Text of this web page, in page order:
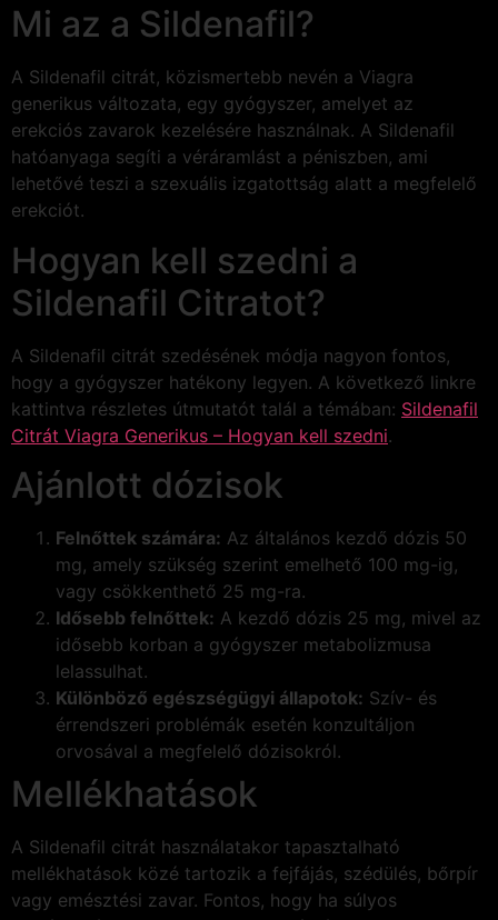
Mi az a Sildenafil?
A Sildenafil citrát, közismertebb nevén a Viagra
generikus változata, egy gyógyszer, amelyet az
erekciós zavarok kezelésére használnak. A Sildenafil
hatóanyaga segíti a véráramlást a péniszben, ami
lehetővé teszi a szexuális izgatottság alatt a megfelelő
erekciót.
Hogyan kell szedni a
Sildenafil Citratot?
A Sildenafil citrát szedésének módja nagyon fontos,
hogy a gyógyszer hatékony legyen. A következő linkre
kattintva részletes útmutatót talál a témában: Sildenafil
Citrát Viagra Generikus – Hogyan kell szedni.
Ajánlott dózisok
Felnőttek számára: Az általános kezdő dózis 50
mg, amely szükség szerint emelhető 100 mg-ig,
vagy csökkenthető 25 mg-ra.
Idősebb felnőttek: A kezdő dózis 25 mg, mivel az
idősebb korban a gyógyszer metabolizmusa
lelassulhat.
Különböző egészségügyi állapotok: Szív- és
érrendszeri problémák esetén konzultáljon
orvosával a megfelelő dózisokról.
Mellékhatások
A Sildenafil citrát használatakor tapasztalható
mellékhatások közé tartozik a fejfájás, szédülés, bőrpír
vagy emésztési zavar. Fontos, hogy ha súlyos